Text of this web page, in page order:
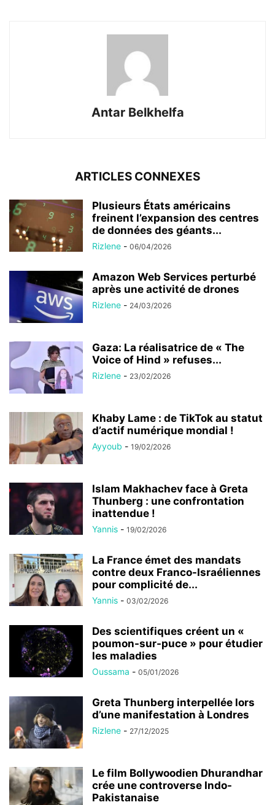
Antar Belkhelfa
ARTICLES CONNEXES
Plusieurs États américains
freinent l’expansion des centres
de données des géants...
Rizlene - 06/04/2026
Amazon Web Services perturbé
après une activité de drones
Rizlene - 24/03/2026
Gaza: La réalisatrice de « The
Voice of Hind » refuses...
Rizlene - 23/02/2026
Khaby Lame : de TikTok au statut
d’actif numérique mondial !
Ayyoub - 19/02/2026
Islam Makhachev face à Greta
Thunberg : une confrontation
inattendue !
Yannis - 19/02/2026
La France émet des mandats
contre deux Franco-Israéliennes
pour complicité de...
Yannis - 03/02/2026
Des scientifiques créent un «
poumon-sur-puce » pour étudier
les maladies
Oussama - 05/01/2026
Greta Thunberg interpellée lors
d’une manifestation à Londres
Rizlene - 27/12/2025
Le film Bollywoodien Dhurandhar
crée une controverse Indo-
Pakistanaise